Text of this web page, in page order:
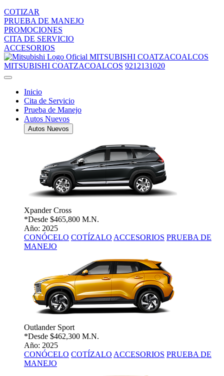
COTIZAR
PRUEBA DE MANEJO
PROMOCIONES
CITA DE SERVICIO
ACCESORIOS
MITSUBISHI COATZACOALCOS
MITSUBISHI COATZACOALCOS 9212131020
Inicio
Cita de Servicio
Prueba de Manejo
Autos Nuevos
Autos Nuevos
Xpander Cross
*Desde $465,800 M.N.
Año: 2025
CONÓCELO COTÍZALO ACCESORIOS PRUEBA DE
MANEJO
Outlander Sport
*Desde $462,300 M.N.
Año: 2025
CONÓCELO COTÍZALO ACCESORIOS PRUEBA DE
MANEJO